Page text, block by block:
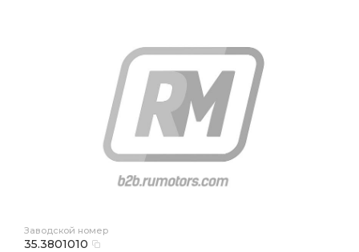
Заводской номер
35.3801010